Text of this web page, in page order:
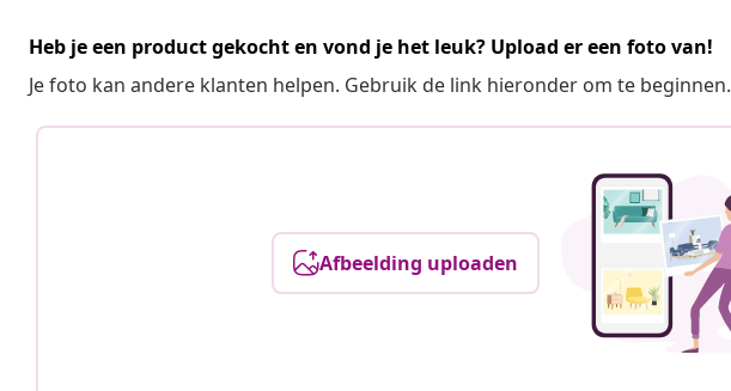
Heb je een product gekocht en vond je het leuk? Upload er een foto van!
Je foto kan andere klanten helpen. Gebruik de link hieronder om te beginnen.
Afbeelding uploaden